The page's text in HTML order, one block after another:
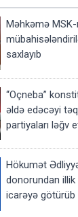
Məhkəmə MSK-
saxlayıb
“Oçneba”
əldə edəcəyi
partiyaları ləğv
Hökumət
donorundan
icarəyə götürüb